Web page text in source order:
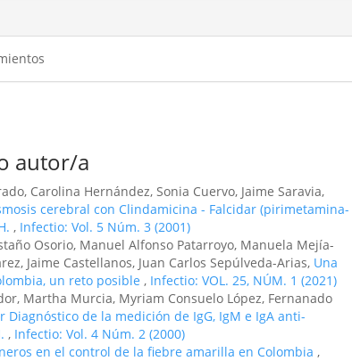
autor/a
Carolina Hernández, Sonia Cuervo, Jaime Saravia,
cerebral con Clindamicina - Falcidar (pirimetamina-
, Infectio: Vol. 5 Núm. 3 (2001)
Osorio, Manuel Alfonso Patarroyo, Manuela Mejía-
Jaime Castellanos, Juan Carlos Sepúlveda-Arias, Una
un reto posible , Infectio: VOL. 25, NÚM. 1 (2021)
Martha Murcia, Myriam Consuelo López, Fernanado
Diagnóstico de la medición de IgG, IgM e IgA anti-
, Infectio: Vol. 4 Núm. 2 (2000)
en el control de la fiebre amarilla en Colombia ,